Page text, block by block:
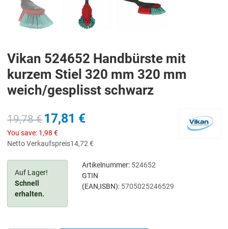
Vikan 524652 Handbürste mit
kurzem Stiel 320 mm 320 mm
weich/gesplisst schwarz
19,78 € 17,81 €
You save: 1,98 €
Netto Verkaufspreis14,72 €
Auf Lager!
Schnell
erhalten.
Artikelnummer: 524652
GTIN
(EAN,ISBN): 5705025246529